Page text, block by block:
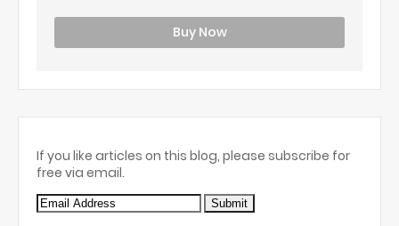
Buy Now
If you like articles on this blog, please subscribe for
free via email.